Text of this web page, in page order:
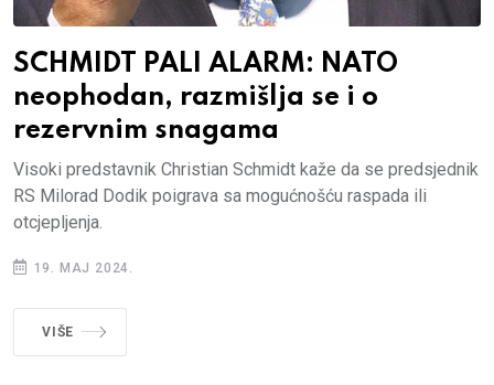
SCHMIDT PALI ALARM: NATO
neophodan, razmišlja se i o
rezervnim snagama
Visoki predstavnik Christian Schmidt kaže da se predsjednik
RS Milorad Dodik poigrava sa mogućnošću raspada ili
otcjepljenja.
19. MAJ 2024.
VIŠE